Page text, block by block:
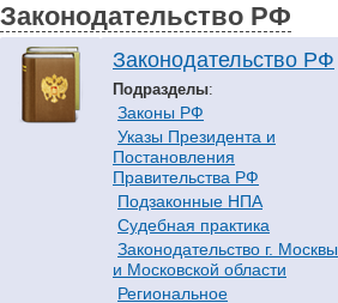
Законодательство РФ
Законодательство РФ
Подразделы:
Законы РФ
Указы Президента и
Постановления
Правительства РФ
Подзаконные НПА
Судебная практика
Законодательство г. Москвы
и Московской области
Региональное